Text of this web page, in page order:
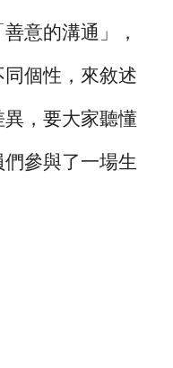
意的溝通」，
個性，來敘述
異，要大家聽懂
參與了一場生